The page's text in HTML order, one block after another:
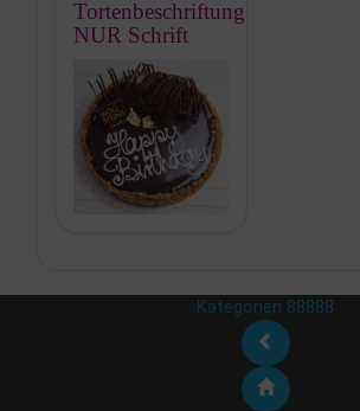
Tortenbeschriftung
NUR Schrift
Kategorien 88888